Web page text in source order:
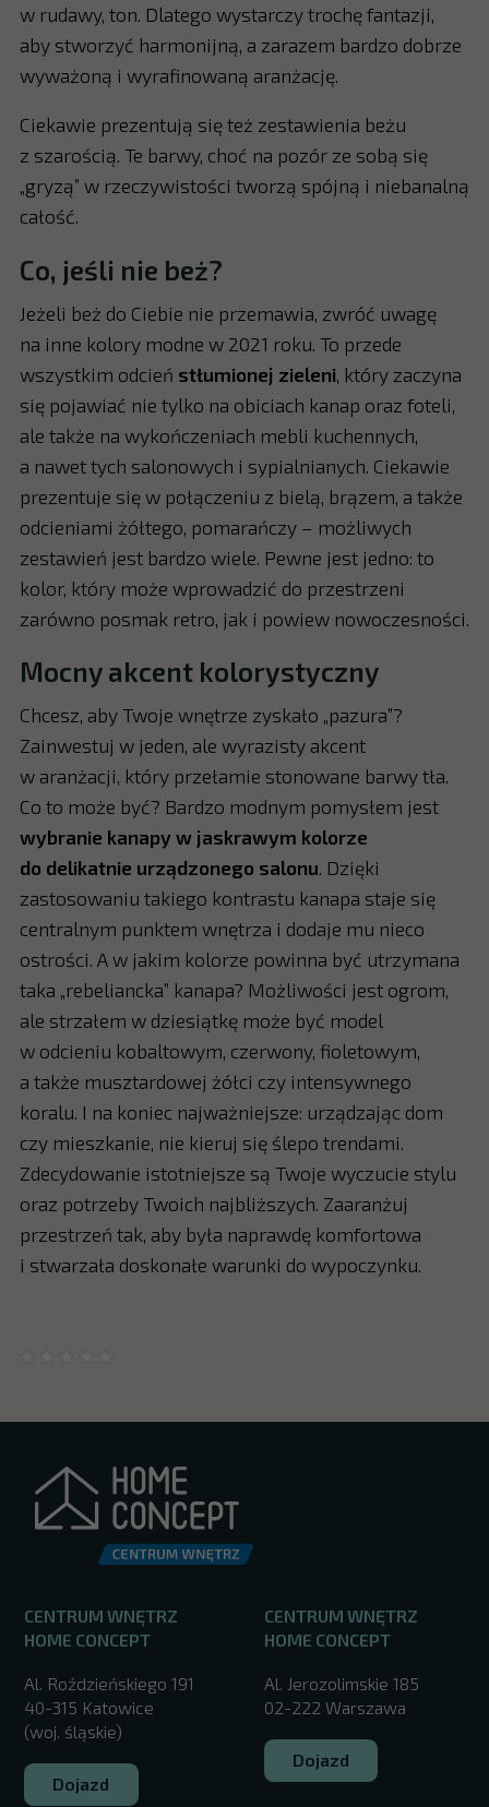
w rudawy, ton. Dlatego wystarczy trochę fantazji,
aby stworzyć harmonijną, a zarazem bardzo dobrze
wyważoną i wyrafinowaną aranżację.
Ciekawie prezentują się też zestawienia beżu
z szarością. Te barwy, choć na pozór ze sobą się
„gryzą” w rzeczywistości tworzą spójną i niebanalną
całość.
Co, jeśli nie beż?
Jeżeli beż do Ciebie nie przemawia, zwróć uwagę
na inne kolory modne w 2021 roku. To przede
wszystkim odcień stłumionej zieleni, który zaczyna
się pojawiać nie tylko na obiciach kanap oraz foteli,
ale także na wykończeniach mebli kuchennych,
a nawet tych salonowych i sypialnianych. Ciekawie
prezentuje się w połączeniu z bielą, brązem, a także
odcieniami żółtego, pomarańczy – możliwych
zestawień jest bardzo wiele. Pewne jest jedno: to
kolor, który może wprowadzić do przestrzeni
zarówno posmak retro, jak i powiew nowoczesności.
Mocny akcent kolorystyczny
Chcesz, aby Twoje wnętrze zyskało „pazura”?
Zainwestuj w jeden, ale wyrazisty akcent
w aranżacji, który przełamie stonowane barwy tła.
Co to może być? Bardzo modnym pomysłem jest
wybranie kanapy w jaskrawym kolorze
do delikatnie urządzonego salonu. Dzięki
zastosowaniu takiego kontrastu kanapa staje się
centralnym punktem wnętrza i dodaje mu nieco
ostrości. A w jakim kolorze powinna być utrzymana
taka „rebeliancka” kanapa? Możliwości jest ogrom,
ale strzałem w dziesiątkę może być model
w odcieniu kobaltowym, czerwony, fioletowym,
a także musztardowej żółci czy intensywnego
koralu. I na koniec najważniejsze: urządzając dom
czy mieszkanie, nie kieruj się ślepo trendami.
Zdecydowanie istotniejsze są Twoje wyczucie stylu
oraz potrzeby Twoich najbliższych. Zaaranżuj
przestrzeń tak, aby była naprawdę komfortowa
i stwarzała doskonałe warunki do wypoczynku.
CENTRUM WNĘTRZ
HOME CONCEPT
Al. Roździeńskiego 191
40-315 Katowice
(woj. śląskie)
Dojazd
CENTRUM WNĘTRZ
HOME CONCEPT
Al. Jerozolimskie 185
02-222 Warszawa
Dojazd